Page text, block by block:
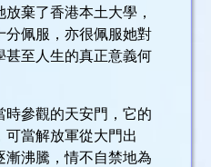
棄了香港本土大學，
分佩服，亦很佩服她對
甚至人生的真正意義何
參觀的天安門，它的
當解放軍從大門出
沸騰，情不自禁地為